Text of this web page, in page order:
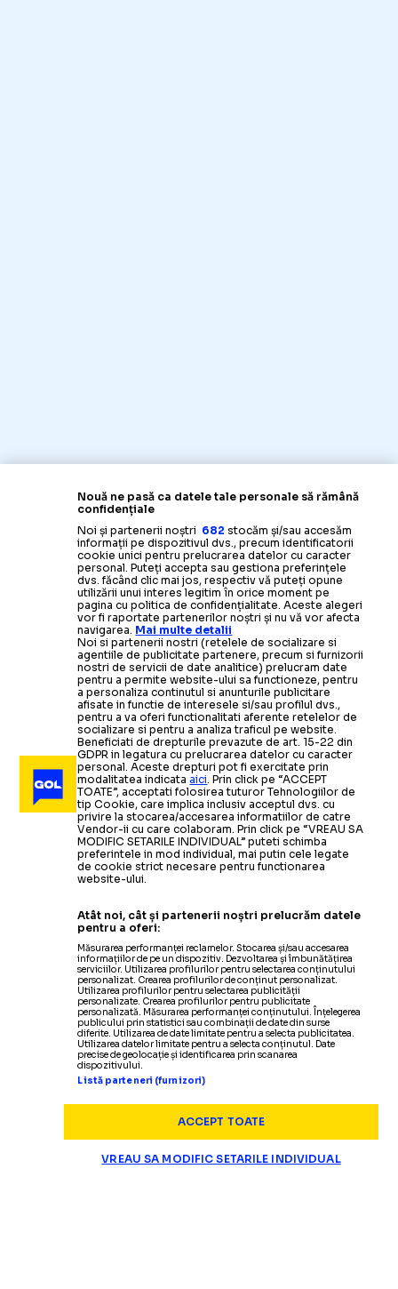
Nouă ne pasă ca datele tale personale să rămână
confidențiale
Noi și partenerii noștri 682 stocăm și/sau accesăm
informații pe dispozitivul dvs., precum identificatorii
cookie unici pentru prelucrarea datelor cu caracter
personal. Puteți accepta sau gestiona preferințele
dvs. făcând clic mai jos, respectiv vă puteți opune
utilizării unui interes legitim în orice moment pe
pagina cu politica de confidențialitate. Aceste alegeri
vor fi raportate partenerilor noștri și nu vă vor afecta
navigarea. Mai multe detalii
Noi si partenerii nostri (retelele de socializare si
agentiile de publicitate partenere, precum si furnizorii
nostri de servicii de date analitice) prelucram date
pentru a permite website-ului sa functioneze, pentru
a personaliza continutul si anunturile publicitare
afisate in functie de interesele si/sau profilul dvs.,
pentru a va oferi functionalitati aferente retelelor de
socializare si pentru a analiza traficul pe website.
Beneficiati de drepturile prevazute de art. 15-22 din
GDPR in legatura cu prelucrarea datelor cu caracter
personal. Aceste drepturi pot fi exercitate prin
modalitatea indicataaici. Prin click pe “ACCEPT
TOATE”, acceptati folosirea tuturor Tehnologiilor de
tip Cookie, care implica inclusiv acceptul dvs. cu
privire la stocarea/accesarea informatiilor de catre
Vendor-ii cu care colaboram. Prin click pe “VREAU SA
MODIFIC SETARILE INDIVIDUAL” puteti schimba
preferintele in mod individual, mai putin cele legate
de cookie strict necesare pentru functionarea
website-ului.
Atât noi, cât și partenerii noștri prelucrăm datele
pentru a oferi:
Măsurarea performanței reclamelor. Stocarea și/sau accesarea
informațiilor de pe un dispozitiv. Dezvoltarea și îmbunătățirea
serviciilor. Utilizarea profilurilor pentru selectarea conținutului
personalizat. Crearea profilurilor de conținut personalizat.
Utilizarea profilurilor pentru selectarea publicității
personalizate. Crearea profilurilor pentru publicitate
personalizată. Măsurarea performanței conținutului. Înțelegerea
publicului prin statistici sau combinații de date din surse
diferite. Utilizarea de date limitate pentru a selecta publicitatea.
Utilizarea datelor limitate pentru a selecta conținutul. Date
precise de geolocație și identificarea prin scanarea
dispozitivului.
Listă parteneri (furnizori)
ACCEPT TOATE
VREAU SA MODIFIC SETARILE INDIVIDUAL